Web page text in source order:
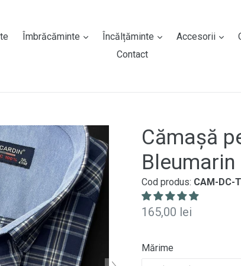
Îmbrăcăminte expandÎncălțăminte expandAccesorii
Contact
Cămașă
Cod produs: CAM-DC-
Preț
165,00 lei
Mărime